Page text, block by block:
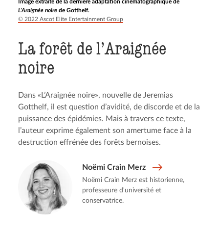
Image extraite de la dernière adaptation cinématographique de
L’Araignée noire de Gotthelf.
© 2022 Ascot Elite Entertainment Group
La forêt de l’Araignée
noire
Dans «L’Araignée noire», nouvelle de Jeremias
Gotthelf, il est question d’avidité, de discorde et de la
puissance des épidémies. Mais à travers ce texte,
l’auteur exprime également son amertume face à la
destruction effrénée des forêts bernoises.
Noëmi Crain Merz
Noëmi Crain Merz est historienne,
professeure d'université et
conservatrice.